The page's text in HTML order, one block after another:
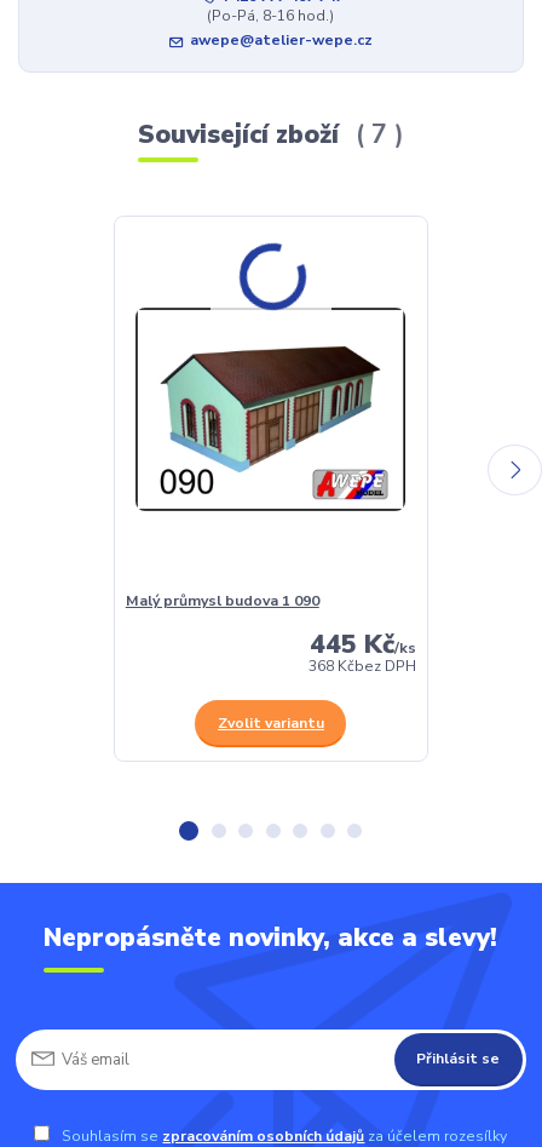
(Po-Pá, 8-16 hod.)
awepe@atelier-wepe.cz
Související zboží 7
Malý průmysl budova 1 090
445 Kč/ks
368 Kčbez DPH
Zvolit variantu
Nepropásněte novinky, akce a slevy!
Přihlásit se
Souhlasím se zpracováním osobních údajů za účelem rozesílky